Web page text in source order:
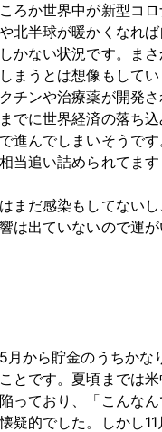
ろか世界中が新型コ
北半球が暖かくなれ
かない状況です。ま
まうとは想像もして
チンや治療薬が開発
でに世界経済の落ち
進んでしまいそうで
当追い詰められてます
まだ感染もしてない
は出ていないので運
月から貯金のうちかな
とです。夏頃までは
っており、「こんな
疑的でした。しかし